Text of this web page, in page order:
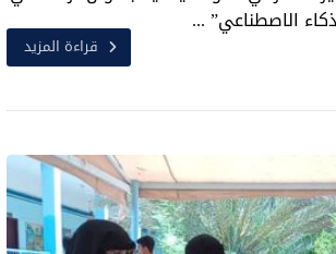
الاصطناعي” ...
قراءة المزيد